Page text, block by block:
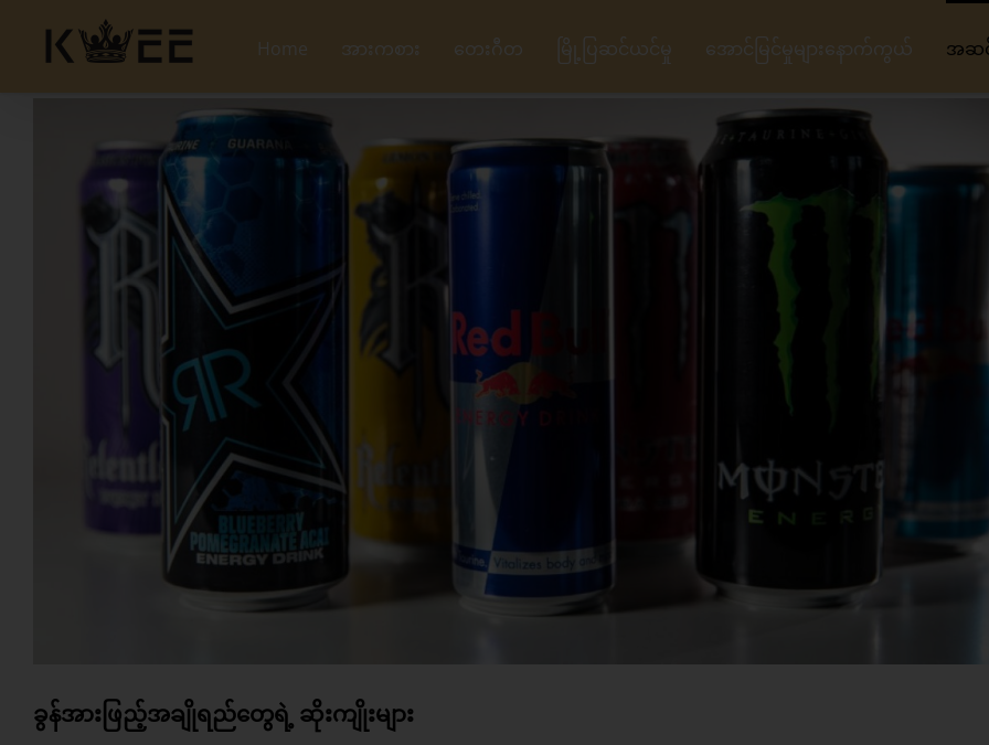
content
Home အားကစား တေးဂီတ မြို့ပြဆင်ယင်မှု အောင်မြင်မှုများနောက်ကွယ် အဆ
ခွန်အားဖြည့်အချိုရည်တွေရဲ့ ဆိုးကျိုးများ